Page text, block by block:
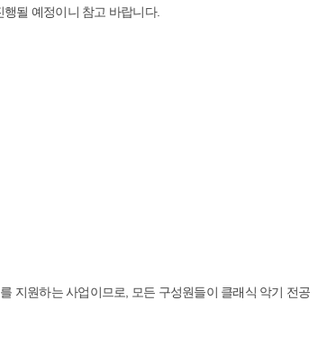
될 예정이니 참고 바랍니다.
지원하는 사업이므로, 모든 구성원들이 클래식 악기 전공